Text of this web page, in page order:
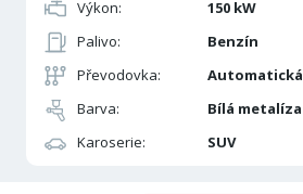
Výkon:
150 kW
Palivo:
Benzín
Převodovka:
Automatická
Barva:
Bílá metalíza
Karoserie:
SUV